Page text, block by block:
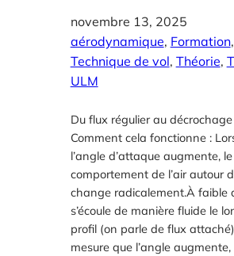
novembre 13, 2025
aérodynamique, Formation
Technique de vol, Théorie,
ULM
Du flux régulier au
Comment cela fonctionne :
l’angle d’attaque augmente, le
comportement de l’air autour
change radicalement.À faible
s’écoule de manière fluide le
profil (on parle de flux
mesure que l’angle augmente,